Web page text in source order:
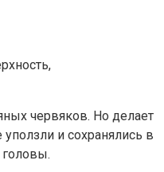
червяков. Но делает
и сохранялись в
головы.